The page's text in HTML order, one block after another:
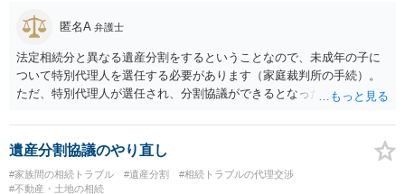
匿名A 弁護士
法定相続分と異なる遺産分割をするということなので、未成年の子に
ついて特別代理人を選任する必要があります（家庭裁判所の手続）。
ただ、特別代理人が選任され、分割協議ができるとなったとしても、
の権利も守られなければならないからです。 相続財産全体で、未成年
者の権利が守られているかどうかを判断しなければなりません。 単
に、未成年者を今後養育するのは、自分だからという理由では、法定
相続分以上に多くの遺産を取得することができるというわけではあり
遺産分割協議のやり直し
#家族間の相続トラブル #遺産分割
#相続トラブルの代理交渉
#不動産・土地の相続